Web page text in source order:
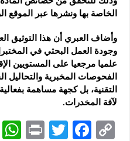
الخاصة بها ونشرها عبر الموقع
وأضاف العبري أن هذا التوثيق
وجودة العمل البحثي في
علميا مرجعيا على المستويين
الفحوصات المخبرية
التقنية، بل كجهة مساهمة
لآفة المخدرات.
C
F
T
P